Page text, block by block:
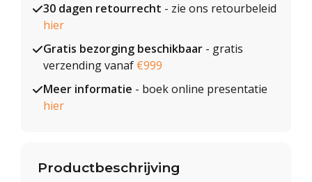
30 dagen retourrecht - zie ons retourbeleid
hier
Gratis bezorging beschikbaar - gratis
verzending vanaf €999
Meer informatie - boek online presentatie
hier
Productbeschrijving